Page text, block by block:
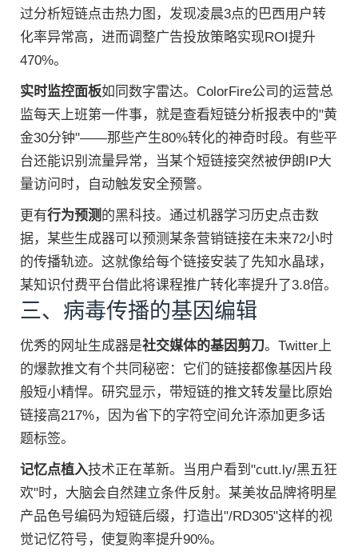
过分析短链点击热力图，发现凌晨3点的巴西用户转
化率异常高，进而调整广告投放策略实现ROI提升
470%。
实时监控面板如同数字雷达。ColorFire公司的运营总
监每天上班第一件事，就是查看短链分析报表中的"黄
金30分钟"——那些产生80%转化的神奇时段。有些平
台还能识别流量异常，当某个短链接突然被伊朗IP大
量访问时，自动触发安全预警。
更有行为预测 的黑科技。通过机器学习历史点击数
据，某些生成器可以预测某条营销链接在未来72小时
的传播轨迹。这就像给每个链接安装了先知水晶球，
某知识付费平台借此将课程推广转化率提升了3.8倍。
三、病毒传播的基因编辑
优秀的网址生成器是社交媒体的基因剪刀。Twitter上
的爆款推文有个共同秘密：它们的链接都像基因片段
般短小精悍。研究显示，带短链的推文转发量比原始
链接高217%，因为省下的字符空间允许添加更多话
题标签。
记忆点植入技术正在革新。当用户看到"cutt.ly/黑五狂
欢"时，大脑会自然建立条件反射。某美妆品牌将明星
产品色号编码为短链后缀，打造出"/RD305"这样的视
觉记忆符号，使复购率提升90%。